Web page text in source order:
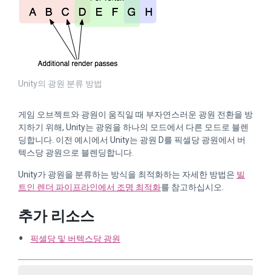
Unity의 광원 분류 방법
게임 오브젝트와 광원이 움직일 때 부자연스러운 광원 전환을 방
지하기 위해, Unity는 광원을 하나의 모드에서 다른 모드로 블렌
딩합니다. 이전 예시에서 Unity는 광원 D를 픽셀당 광원에서 버
텍스당 광원으로 블렌딩합니다.
Unity가 광원을 분류하는 방식을 최적화하는 자세한 방법은 빌
트인 렌더 파이프라인에서 조명 최적화를 참고하십시오.
추가 리소스
픽셀당 및 버텍스당 광원